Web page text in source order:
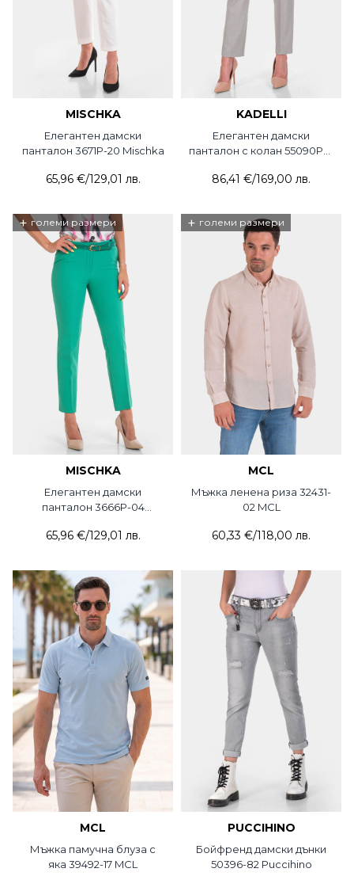
MISCHKA
Елегантен дамски
панталон 3671P-20 Mischka
65,96 €/129,01 лв.
KADELLI
Елегантен дамски
панталон с колан 55090P-11
86,41 €/169,00 лв.
+ големи размери
MISCHKA
Елегантен дамски
панталон 3666P-04
65,96 €/129,01 лв.
+ големи размери
MCL
Мъжка ленена риза 32431-
02 MCL
60,33 €/118,00 лв.
MCL
Мъжка памучна блуза с
яка 39492-17 MCL
PUCCIHINO
Бойфренд дамски дънки
50396-82 Puccihino